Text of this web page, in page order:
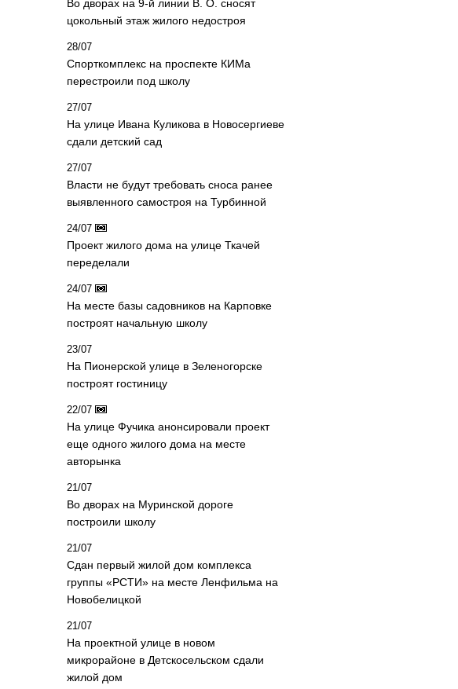
Во дворах на 9-й линии В. О. сносят
цокольный этаж жилого недостроя
28/07
Спорткомплекс на проспекте КИМа
перестроили под школу
27/07
На улице Ивана Куликова в Новосергиеве
сдали детский сад
27/07
Власти не будут требовать сноса ранее
выявленного самостроя на Турбинной
24/07
Проект жилого дома на улице Ткачей
переделали
24/07
На месте базы садовников на Карповке
построят начальную школу
23/07
На Пионерской улице в Зеленогорске
построят гостиницу
22/07
На улице Фучика анонсировали проект
еще одного жилого дома на месте
авторынка
21/07
Во дворах на Муринской дороге
построили школу
21/07
Сдан первый жилой дом комплекса
группы «РСТИ» на месте Ленфильма на
Новобелицкой
21/07
На проектной улице в новом
микрорайоне в Детскосельском сдали
жилой дом